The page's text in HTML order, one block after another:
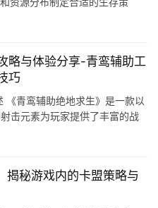
略与体验分享-青鸾辅助工
巧
《青鸾辅助绝地求生》是一款以
击元素为玩家提供了丰富的战
揭秘游戏内的卡盟策略与